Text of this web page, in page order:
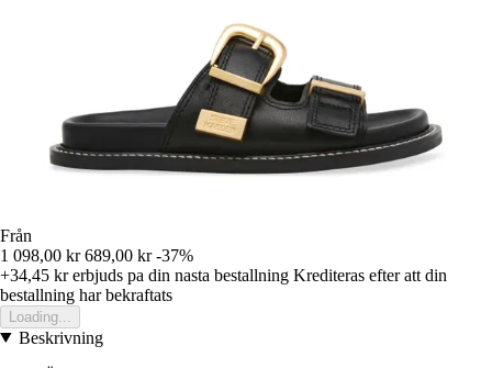
Från
1 098,00 kr 689,00 kr -37%
+34,45 krerbjuds pa din nasta bestallning Krediteras efter att din
bestallning har bekraftats
Loading...
Beskrivning